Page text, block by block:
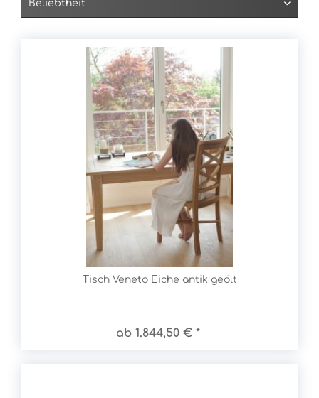
Tisch Veneto Eiche antik geölt
ab 1.844,50 € *